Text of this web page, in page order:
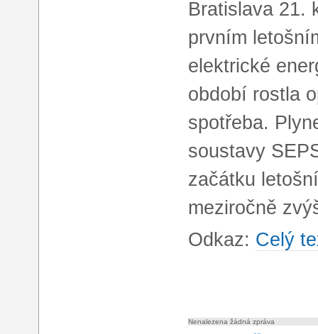
Bratislava 21.
prvním
elektrické
období rostla
spotřeba.
soustavy
začátku
meziročně
Odkaz: Celý
Nenalezena žádná zpráva